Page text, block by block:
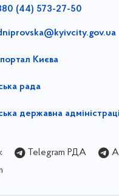
(44) 573-27-50
Києва
рада
державна
Telegram РДА